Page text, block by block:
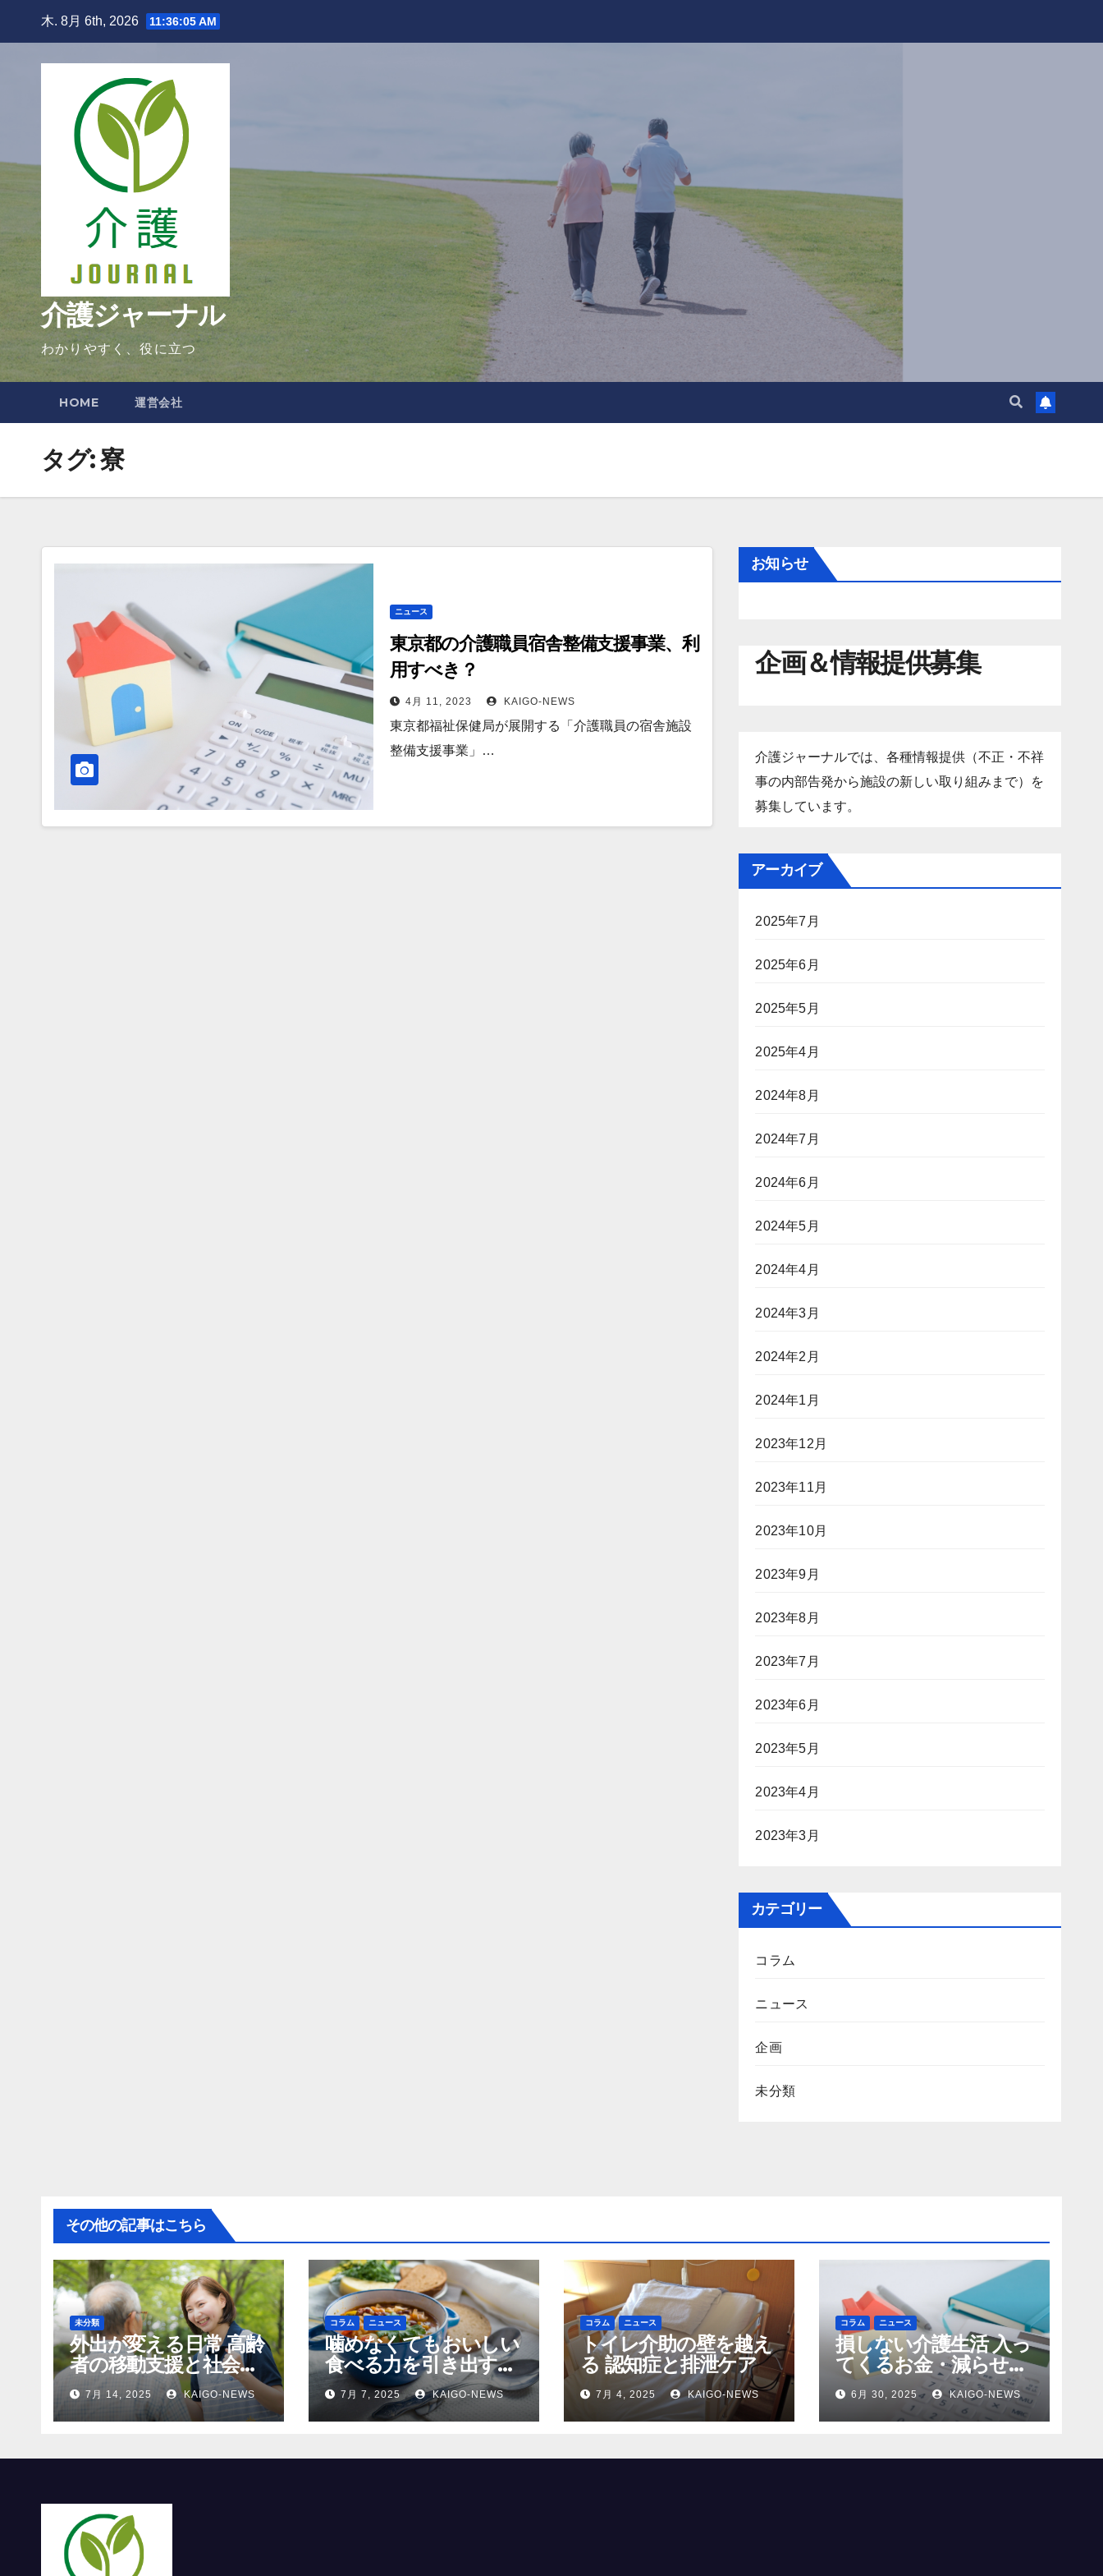
content
木. 8月 6th, 2026 11:36:06 AM
介護ジャーナル
わかりやすく、役に立つ
HOME 運営会社
タグ:寮
ニュース
東京都の介護職員宿舎整備支援事業、利
用すべき？
4月 11, 2023 KAIGO-NEWS
東京都福祉保健局が展開する「介護職員の宿舎施設
整備支援事業」…
お知らせ
企画＆情報提供募集
介護ジャーナルでは、各種情報提供（不正・不祥
事の内部告発から施設の新しい取り組みまで）を
募集しています。
アーカイブ
2025年7月
2025年6月
2025年5月
2025年4月
2024年8月
2024年7月
2024年6月
2024年5月
2024年4月
2024年3月
2024年2月
2024年1月
2023年12月
2023年11月
2023年10月
2023年9月
2023年8月
2023年7月
2023年6月
2023年5月
2023年4月
2023年3月
カテゴリー
コラム
ニュース
企画
未分類
その他の記事はこちら
未分類
外出が変える日常 高齢
者の移動支援と社会参
加7月 14, 2025 KAIGO-NEWS
コラム ニュース
噛めなくてもおいしい
食べる力を引き出す高
齢者の調理術
7月 7, 2025 KAIGO-NEWS
コラム ニュース
トイレ介助の壁を越え
る 認知症と排泄ケア
7月 4, 2025 KAIGO-NEWS
コラム ニュース
損しない介護生活 入っ
てくるお金・減らせる
支出の話
6月 30, 2025 KAIGO-NEWS